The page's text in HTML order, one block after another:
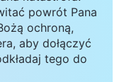
powrót Pana
ochroną,
aby dołączyć
tego do